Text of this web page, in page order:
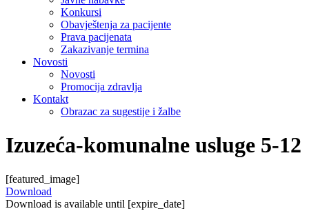
Konkursi
Obavještenja za pacijente
Prava pacijenata
Zakazivanje termina
Novosti
Novosti
Promocija zdravlja
Kontakt
Obrazac za sugestije i žalbe
Izuzeća-komunalne usluge 5-12
[featured_image]
Download
Download is available until [expire_date]